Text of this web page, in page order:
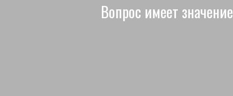
Вопрос имеет значение